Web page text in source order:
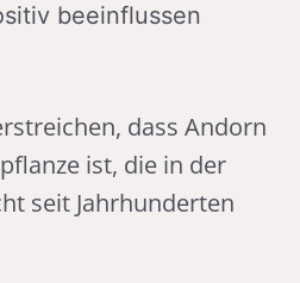
beeinflussen
dass Andorn
ist, die in der
seit Jahrhunderten